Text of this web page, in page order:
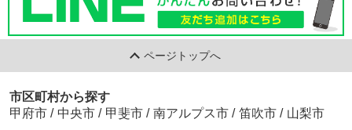
ページトップへ
市区町村から探す
甲府市 / 中央市 / 甲斐市 / 南アルプス市 / 笛吹市 / 山梨市